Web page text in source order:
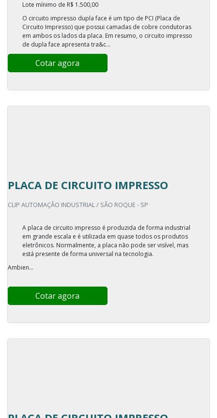
Lote mínimo de R$ 1.500,00
O circuito impresso dupla face é um tipo de PCI (Placa de
Circuito Impresso) que possui camadas de cobre condutoras
em ambos os lados da placa. Em resumo, o circuito impresso
de dupla face apresenta tra&c...
Cotar agora
PLACA DE CIRCUITO IMPRESSO
CLIP AUTOMAÇÃO INDUSTRIAL / SÃO ROQUE - SP
A placa de circuito impresso é produzida de forma industrial
em grande escala e é utilizada em quase todos os produtos
eletrônicos. Normalmente, a placa não pode ser visível, mas
está presente de forma universal na tecnologia.
Ambien...
Cotar agora